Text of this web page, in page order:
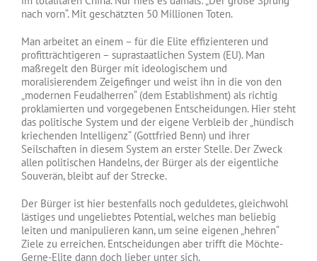
nach vorn“. Mit geschätzten 50 Millionen Toten.
Man arbeitet an einem – für die Elite effizienteren und
profitträchtigeren – suprastaatlichen System (EU). Man
maßregelt den Bürger mit ideologischem und
moralisierendem Zeigefinger und weist ihn in die von den
„modernen Feudalherren“ (dem Establishment) als richtig
proklamierten und vorgegebenen Entscheidungen. Hier steht
das politische System und der eigene Verbleib der „hündisch
kriechenden Intelligenz“ (Gottfried Benn) und ihrer
Seilschaften in diesem System an erster Stelle. Der Zweck
allen politischen Handelns, der Bürger als der eigentliche
Souverän, bleibt auf der Strecke.
Der Bürger ist hier bestenfalls noch geduldetes, gleichwohl
lästiges und ungeliebtes Potential, welches man beliebig
leiten und manipulieren kann, um seine eigenen „hehren“
Ziele zu erreichen. Entscheidungen aber trifft die Möchte-
Gerne-Elite dann doch lieber unter sich.